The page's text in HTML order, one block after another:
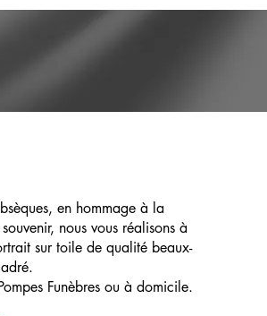
en hommage à la
nous vous réalisons à
sur toile de qualité beaux-
Funèbres ou à domicile.